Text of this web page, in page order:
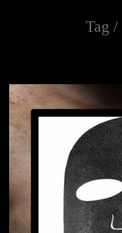
Tag /